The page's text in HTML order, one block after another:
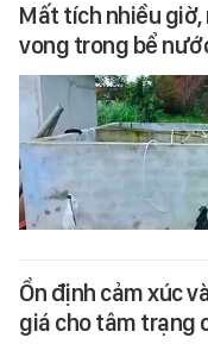
Mất tích nhiều
vong trong bể
Ổn định cảm xúc
giá cho tâm trạng